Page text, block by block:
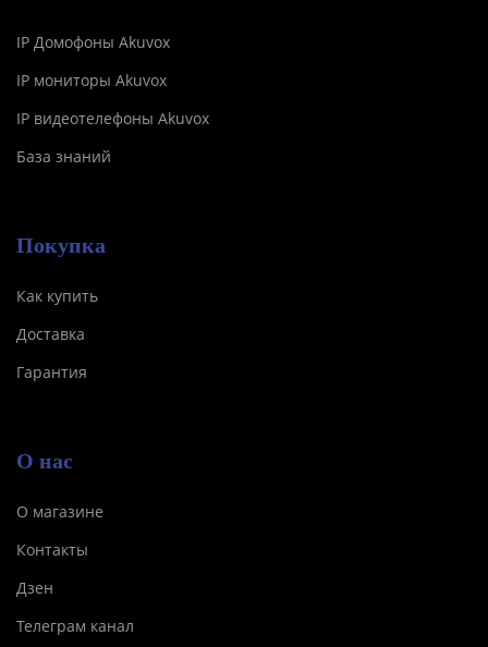
IP Домофоны Akuvox
IP мониторы Akuvox
IP видеотелефоны Akuvox
База знаний
Покупка
Как купить
Доставка
Гарантия
О нас
О магазине
Контакты
Дзен
Телеграм канал